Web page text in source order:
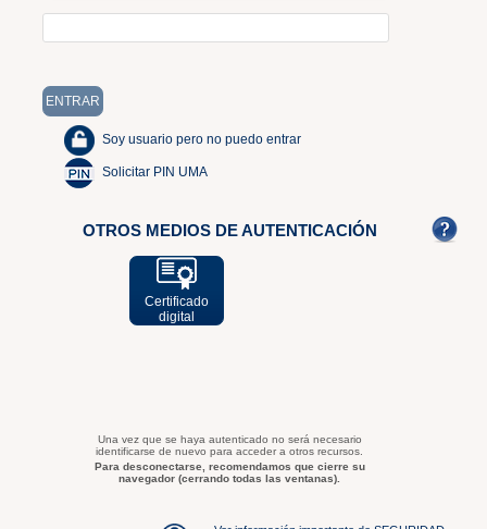
Soy usuario pero no puedo entrar
Solicitar PIN UMA
OTROS MEDIOS DE AUTENTICACIÓN
Certificado
digital
Una vez que se haya autenticado no será necesario
identificarse de nuevo para acceder a otros recursos.
Para desconectarse, recomendamos que cierre su
navegador (cerrando todas las ventanas).